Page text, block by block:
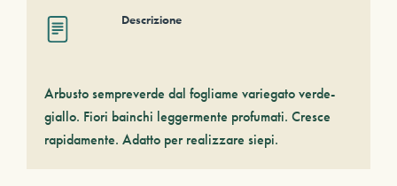
Descrizione
Arbusto sempreverde dal fogliame variegato verde-
giallo. Fiori bainchi leggermente profumati. Cresce
rapidamente. Adatto per realizzare siepi.